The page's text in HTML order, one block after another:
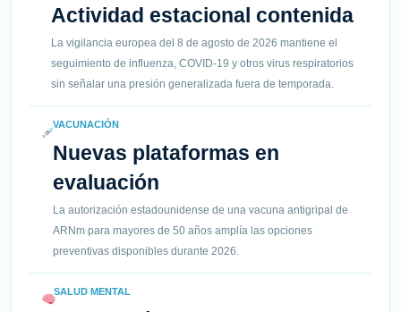
Actividad estacional contenida
La vigilancia europea del 8 de agosto de 2026 mantiene el
seguimiento de influenza, COVID-19 y otros virus respiratorios
sin señalar una presión generalizada fuera de temporada.
VACUNACIÓN
Nuevas plataformas en
evaluación
La autorización estadounidense de una vacuna antigripal de
ARNm para mayores de 50 años amplía las opciones
preventivas disponibles durante 2026.
SALUD MENTAL